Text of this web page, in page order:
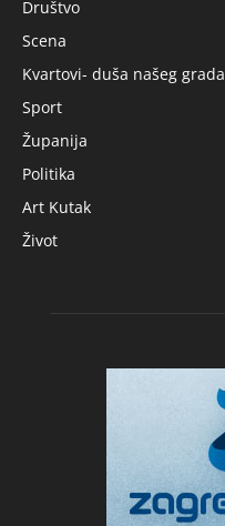
Društvo
Scena
Kvartovi- duša našeg grada
Sport
Županija
Politika
Art Kutak
Život